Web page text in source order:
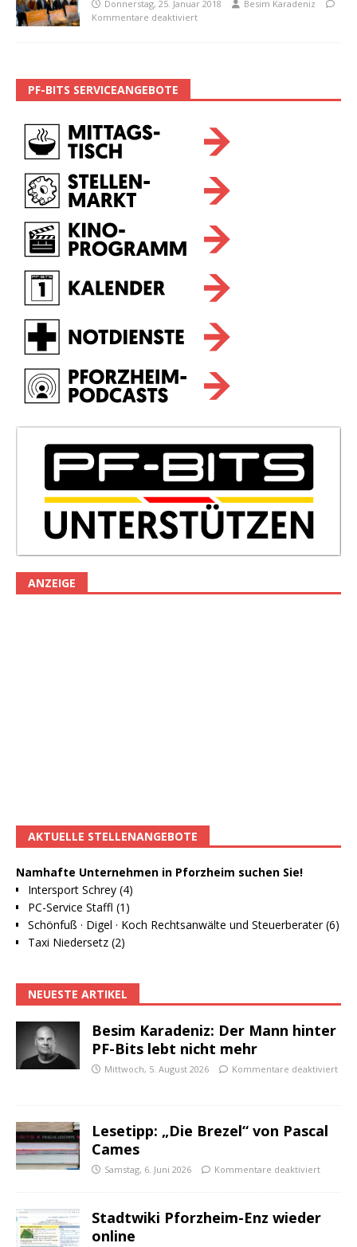
Donnerstag, 25. Januar 2018
Besim Karadeniz
Kommentare deaktiviert
PF-BITS SERVICEANGEBOTE
ANZEIGE
AKTUELLE STELLENANGEBOTE
Namhafte Unternehmen in Pforzheim suchen Sie!
Intersport Schrey (4)
PC-Service Staffl (1)
Schönfuß · Digel · Koch Rechtsanwälte und Steuerberater (6)
Taxi Niedersetz (2)
NEUESTE ARTIKEL
Besim Karadeniz: Der Mann hinter
PF-Bits lebt nicht mehr
Mittwoch, 5. August 2026 Kommentare deaktiviert
Lesetipp: „Die Brezel“ von Pascal
Cames
Samstag, 6. Juni 2026 Kommentare deaktiviert
Stadtwiki Pforzheim-Enz wieder
online